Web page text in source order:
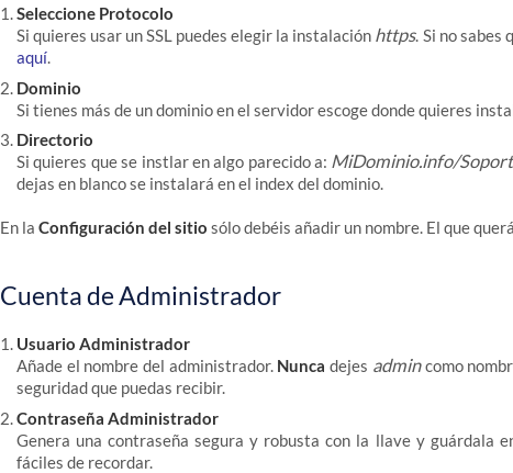
Seleccione Protocolo
Si quieres usar un SSL puedes elegir la instalación https. Si no sabes
aquí.
Dominio
Si tienes más de un dominio en el servidor escoge donde quieres
Directorio
Si quieres que se instlar en algo parecido a: MiDominio.info/
dejas en blanco se instalará en el index del dominio.
En la Configuración del sitio sólo debéis añadir un nombre. El que
Cuenta de Administrador
Usuario Administrador
Añade el nombre del administrador. Nunca dejes admincomo
seguridad que puedas recibir.
Contraseña Administrador
Genera una contraseña segura y robusta con la llave y guárdala
fáciles de recordar.